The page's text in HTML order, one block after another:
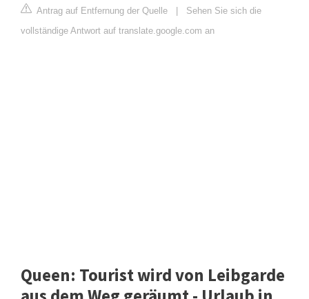
Antrag auf Entfernung der Quelle
Sehen Sie sich die
vollständige Antwort auf translate.google.com an
Queen: Tourist wird von Leibgarde